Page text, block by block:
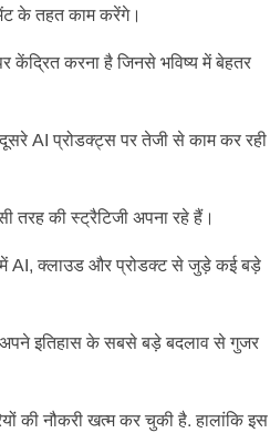
के तहत काम करेंगे।
करना है जिनसे भविष्य में बेहतर
AI प्रोडक्ट्स पर तेजी से काम कर रही
तरह की स्ट्रैटिजी अपना रहे हैं।
में AI, क्लाउड और प्रोडक्ट से जुड़े कई बड़े
अपने इतिहास के सबसे बड़े बदलाव से गुजर
की नौकरी खत्म कर चुकी है. हालांकि इस